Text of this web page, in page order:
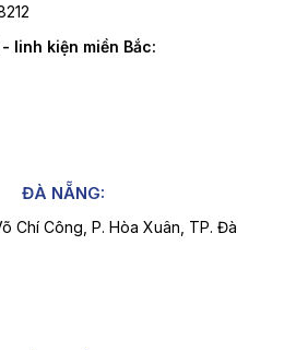
linh kiện miền Bắc:
ĐÀ NẴNG:
Chí Công, P. Hòa Xuân, TP. Đà